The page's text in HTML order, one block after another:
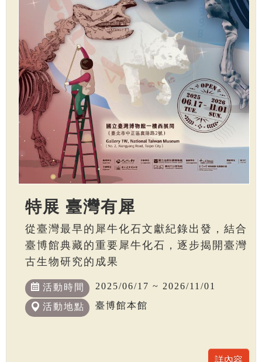
特展 臺灣有犀
從臺灣最早的犀牛化石文獻紀錄出發，結合
臺博館典藏的重要犀牛化石，逐步揭開臺灣
古生物研究的成果
活動時間 2025/06/17 ~ 2026/11/01
活動地點 臺博館本館